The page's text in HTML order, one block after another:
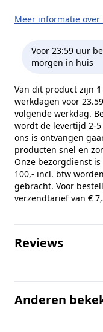
Meer informatie over
Voor 23:59 uur
morgen in huis
Van dit product zijn
werkdagen voor
volgende werkdag.
wordt de levertijd 2-
ons is ontvangen
producten snel en
Onze bezorgdienst
100,- incl. btw
gebracht. Voor
verzendtarief van €
Reviews
Anderen